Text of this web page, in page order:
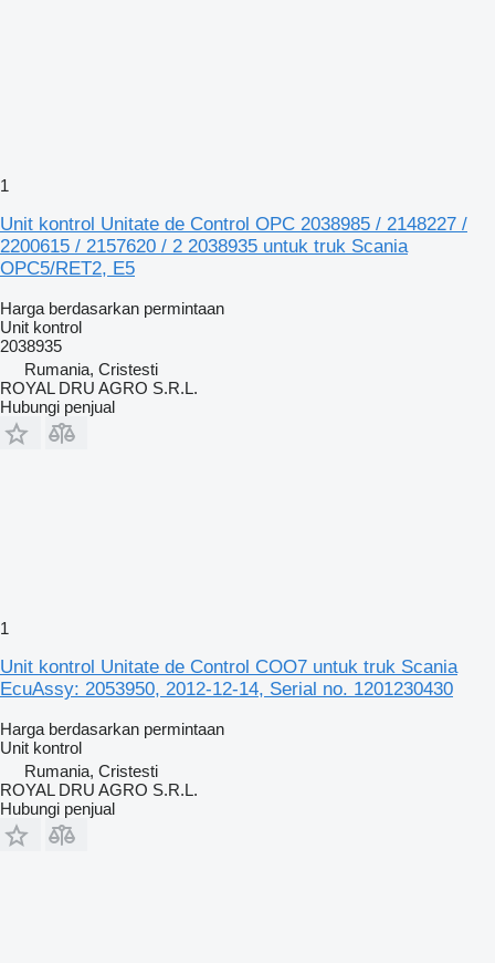
1
Unit kontrol Unitate de Control OPC 2038985 / 2148227 /
2200615 / 2157620 / 2 2038935 untuk truk Scania
OPC5/RET2, E5
Harga berdasarkan permintaan
Unit kontrol
2038935
Rumania, Cristesti
ROYAL DRU AGRO S.R.L.
Hubungi penjual
1
Unit kontrol Unitate de Control COO7 untuk truk Scania
EcuAssy: 2053950, 2012-12-14, Serial no. 1201230430
Harga berdasarkan permintaan
Unit kontrol
Rumania, Cristesti
ROYAL DRU AGRO S.R.L.
Hubungi penjual